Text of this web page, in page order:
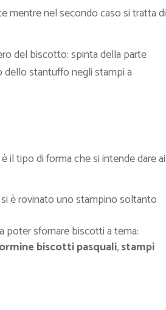
mentre nel secondo caso si tratta di
del biscotto: spinta della parte
stantuffo negli stampi a
il tipo di forma che si intende dare ai
è rovinato uno stampino soltanto
poter sfornare biscotti a tema:
biscotti pasquali,stampi